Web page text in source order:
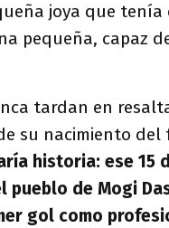
joya que tenía
pequeña, capaz
tardan en
su nacimiento
historia: ese 15
pueblo de Mogi
gol como